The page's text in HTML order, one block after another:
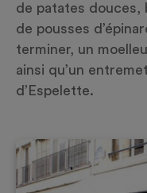
de patates douces,
de pousses
terminer, un
ainsi qu’un
d’Espelette.